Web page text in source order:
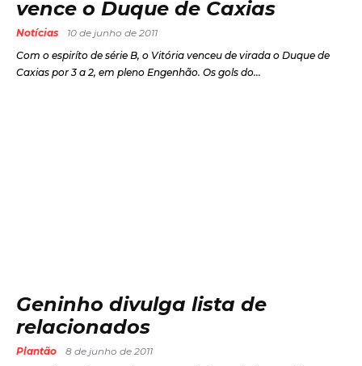
vence o Duque de Caxias
Notícias
10 de junho de 2011
Com o espiríto de série B, o Vitória venceu de virada o Duque de
Caxias por 3 a 2, em pleno Engenhão. Os gols do...
Geninho divulga lista de
relacionados
Plantão
8 de junho de 2011